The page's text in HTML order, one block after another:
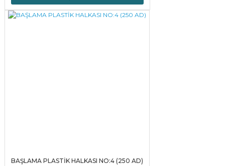
BAŞLAMA PLASTİK HALKASI NO:4 (250 AD)